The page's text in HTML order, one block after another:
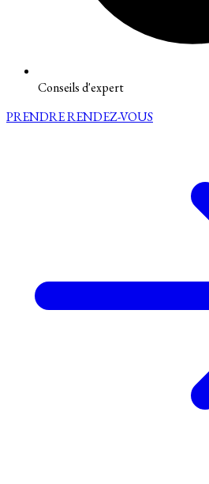
Conseils d'expert
PRENDRE RENDEZ-VOUS